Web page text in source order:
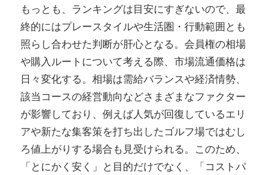
もっとも、ランキングは目安にすぎないので、最
終的にはプレースタイルや生活圏・行動範囲とも
照らし合わせた判断が肝心となる。会員権の相場
や購入ルートについて考える際、市場流通価格は
日々変化する。相場は需給バランスや経済情勢、
該当コースの経営動向などさまざまなファクター
が影響しており、例えば人気が回復しているエリ
アや新たな集客策を打ち出したゴルフ場ではむし
ろ値上がりする場合も見受けられる。このため、
「とにかく安く」と目的だけでなく、「コストパ